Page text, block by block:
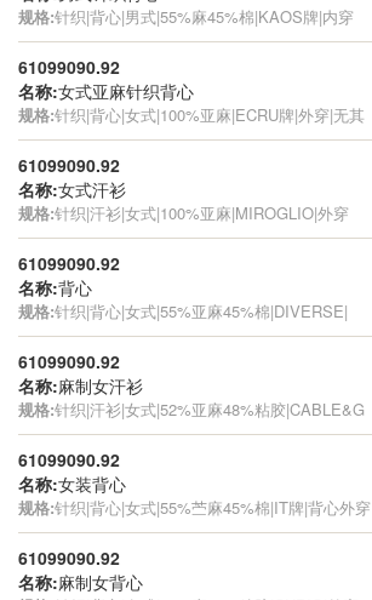
规格:针织|背心|男式|55%麻45%棉|KAOS牌|内穿
61099090.92
名称:女式亚麻针织背心
规格:针织|背心|女式|100%亚麻|ECRU牌|外穿|无其
61099090.92
名称:女式汗衫
规格:针织|汗衫|女式|100%亚麻|MIROGLIO|外穿
61099090.92
名称:背心
规格:针织|背心|女式|55%亚麻45%棉|DIVERSE|
61099090.92
名称:麻制女汗衫
规格:针织|汗衫|女式|52%亚麻48%粘胶|CABLE&G
61099090.92
名称:女装背心
规格:针织|背心|女式|55%苎麻45%棉|IT牌|背心外穿
61099090.92
名称:麻制女背心